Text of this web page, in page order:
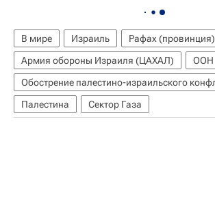
В мире Израиль Рафах (провинция)
Армия обороны Израиля (ЦАХАЛ)
ООН
Палестина
Сектор Газа